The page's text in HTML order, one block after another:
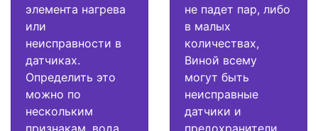
элемента нагрева
или
неисправности в
датчиках.
Определить это
можно по
нескольким
признакам, вода
не падет пар, либо
в малых
количествах,
Виной всему
могут быть
неисправные
датчики и
предохранители